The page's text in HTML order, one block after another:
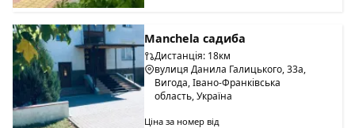
Manchela садиба
Дистанція: 18км
вулиця Данила Галицького, 33а,
Вигода, Івано-Франківська
область, Україна
Ціна за номер від